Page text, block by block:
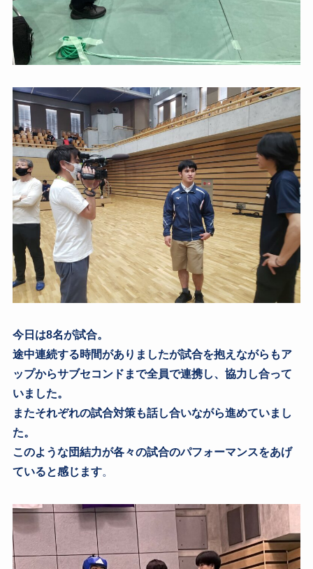
今日は8名が試合。
途中連続する時間がありましたが試合を抱えながらもア
ップからサブセコンドまで全員で連携し、協力し合って
いました。
またそれぞれの試合対策も話し合いながら進めていまし
た。
このような団結力が各々の試合のパフォーマンスをあげ
ていると感じます。